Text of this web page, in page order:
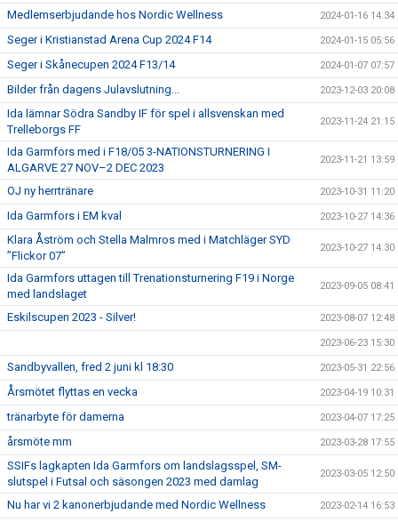
Medlemserbjudande hos Nordic Wellness 2024-01-16 14:34
Seger i Kristianstad Arena Cup 2024 F14 2024-01-15 05:56
Seger i Skånecupen 2024 F13/14 2024-01-07 07:57
Bilder från dagens Julavslutning... 2023-12-03 20:08
Ida lämnar Södra Sandby IF för spel i allsvenskan med
Trelleborgs FF
2023-11-24 21:15
Ida Garmfors med i F18/05 3-NATIONSTURNERING I
ALGARVE 27 NOV–2 DEC 2023
2023-11-21 13:59
OJ ny herrtränare 2023-10-31 11:20
Ida Garmfors i EM kval 2023-10-27 14:36
Klara Åström och Stella Malmros med i Matchläger SYD
”Flickor 07”
2023-10-27 14:30
Ida Garmfors uttagen till Trenationsturnering F19 i Norge
med landslaget
2023-09-05 08:41
Eskilscupen 2023 - Silver! 2023-08-07 12:48
2023-06-23 15:30
Sandbyvallen, fred 2 juni kl 18:30 2023-05-31 22:56
Årsmötet flyttas en vecka 2023-04-19 10:31
tränarbyte för damerna 2023-04-07 17:25
årsmöte mm 2023-03-28 17:55
SSIFs lagkapten Ida Garmfors om landslagsspel, SM-
slutspel i Futsal och säsongen 2023 med damlag
2023-03-05 12:50
Nu har vi 2 kanonerbjudande med Nordic Wellness 2023-02-14 16:53